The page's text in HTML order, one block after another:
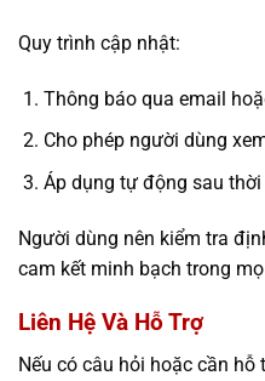
Quy trình cập nhật:
Thông báo qua email
Cho phép người dùng
Áp dụng tự động sau
Người dùng nên kiểm tra
cam kết minh bạch trong
Liên Hệ Và Hỗ Trợ
Nếu có câu hỏi hoặc cần hỗ